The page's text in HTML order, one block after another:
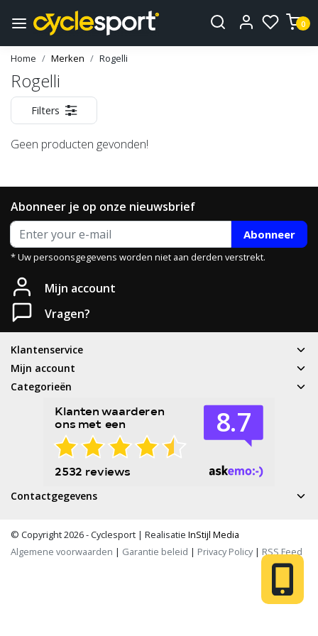
0
Home Merken Rogelli
Rogelli
Filters
Geen producten gevonden!
Abonneer je op onze nieuwsbrief
Abonneer
* Uw persoonsgegevens worden niet aan derden verstrekt.
Mijn account
Vragen?
Klantenservice
Mijn account
Categorieën
Contactgegevens
© Copyright 2026 - Cyclesport | Realisatie InStijl Media
Algemene voorwaarden | Garantie beleid | Privacy Policy| RSS Feed